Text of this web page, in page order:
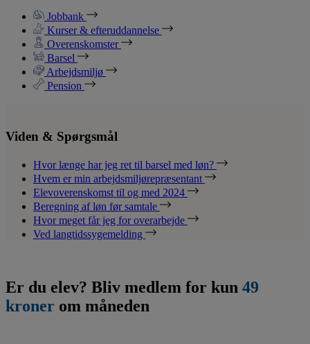
Jobbank
Kurser & efteruddannelse
Overenskomster
Barsel
Arbejdsmiljø
Pension
Viden & Spørgsmål
Hvor længe har jeg ret til barsel med løn?
Hvem er min arbejdsmiljørepræsentant
Elevoverenskomst til og med 2024
Beregning af løn før samtale
Hvor meget får jeg for overarbejde
Ved langtidssygemelding
Er du elev? Bliv medlem for kun 49
kroner om måneden